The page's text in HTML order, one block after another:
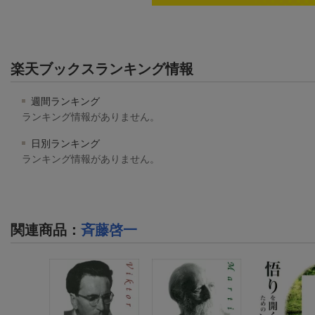
楽天ブックスランキング情報
週間ランキング
ランキング情報がありません。
日別ランキング
ランキング情報がありません。
関連商品 ： 斉藤啓一